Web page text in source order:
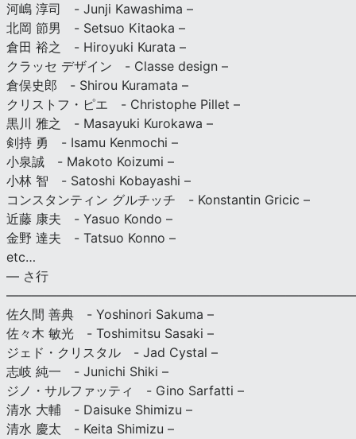
河嶋 淳司 - Junji Kawashima –
北岡 節男 - Setsuo Kitaoka –
倉田 裕之 - Hiroyuki Kurata –
クラッセ デザイン - Classe design –
倉俣史郎 - Shirou Kuramata –
クリストフ・ピエ - Christophe Pillet –
黒川 雅之 - Masayuki Kurokawa –
剣持 勇 - Isamu Kenmochi –
小泉誠 - Makoto Koizumi –
小林 智 - Satoshi Kobayashi –
コンスタンティン グルチッチ - Konstantin Gricic –
近藤 康夫 - Yasuo Kondo –
金野 達夫 - Tatsuo Konno –
etc…
— さ行
佐久間 善典 - Yoshinori Sakuma –
佐々木 敏光 - Toshimitsu Sasaki –
ジェド・クリスタル - Jad Cystal –
志岐 純一 - Junichi Shiki –
ジノ・サルファッティ - Gino Sarfatti –
清水 大輔 - Daisuke Shimizu –
清水 慶太 - Keita Shimizu –